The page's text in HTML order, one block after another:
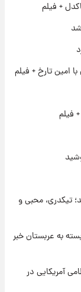
جزئیات اعلام
اعلام شد؛
ساینا با اقساط
پیش‌بینی
+ فیلم
امین تارخ + فیلم
فیلم
تیکدری، محبی و
به عربستان خبر
آمریکایی در